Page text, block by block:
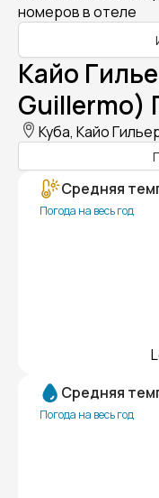
номеров в отеле
Кайо
Guillermo)
Куба, Кайо
Средняя
Погода на весь год
Средняя
Погода на весь год